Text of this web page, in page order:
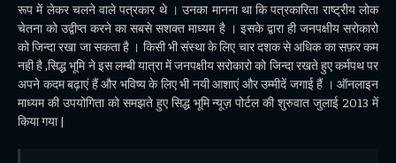
रूप में लेकर चलने वाले पत्रकार थे । उनका मानना था कि पत्रकारिता राष्ट्रीय लोक
चेतना को उद्वीप्त करने का सबसे सशक्त माध्यम है । इसके द्वारा ही जनपक्षीय सरोकारो
को जिन्दा रखा जा सकता है । किसी भी संस्था के लिए चार दशक से अधिक का सफ़र कम
नही है ,सिद्ध भूमि ने इस लम्बी यात्रा में जनपक्षीय सरोकारो को जिन्दा रखते हुए कर्मपथ पर
अपने कदम बढ़ाएं हैं और भविष्य के लिए भी नयी आशाएं और उम्मीदें जगाई हैं । ऑनलाइन
माध्यम की उपयोगिता को समझते हुए सिद्ध भूमि न्यूज़ पोर्टल की शुरुवात जुलाई 2013 में
किया गया |